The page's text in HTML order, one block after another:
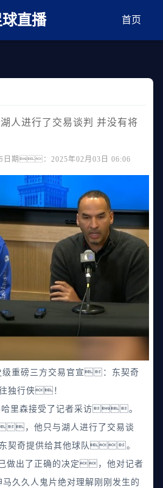
直播 首页
人进行了交易谈判 并没有将
期：2025年02月03日 06:06
级重磅三方交易官宣：东契奇
独行侠！
哈里森接受了记者采访。
， 他只与湖人进行了交易谈
奇提供给其他球队。
做出了正确的决定，他对记者
久久人鬼片绝对理解刚刚发生的